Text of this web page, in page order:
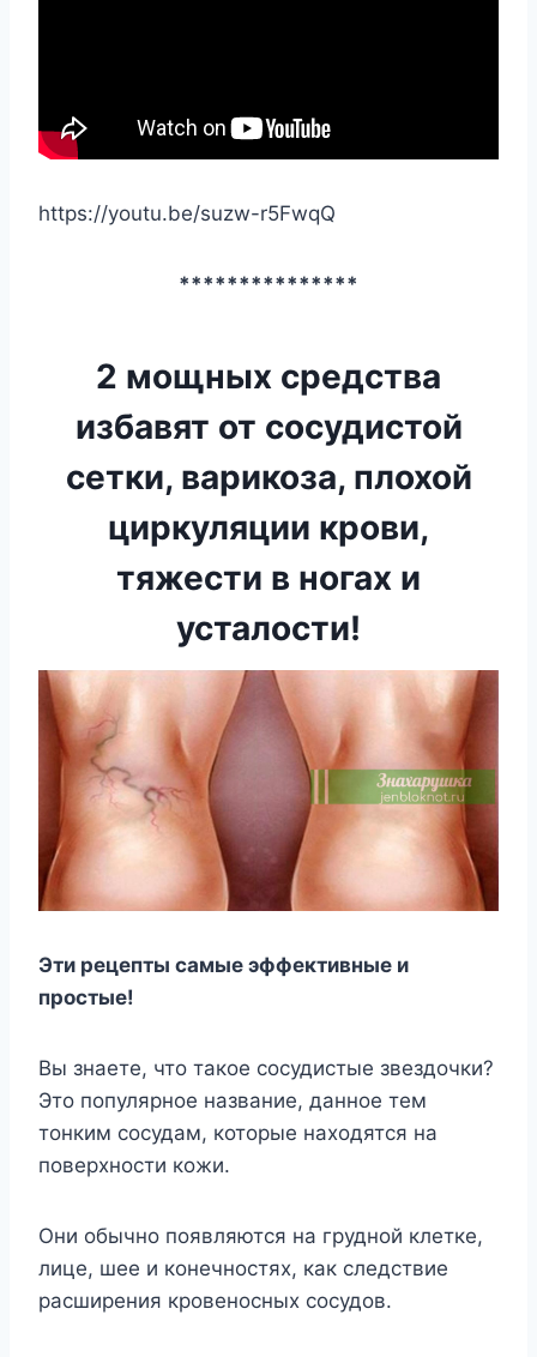
https://youtu.be/suzw-r5FwqQ
***************
2 мощных средства
избавят от сосудистой
сетки, варикоза, плохой
циркуляции крови,
тяжести в ногах и
усталости!
Эти рецепты самые эффективные и
простые!
Вы знаете, что такое сосудистые звездочки?
Это популярное название, данное тем
тонким сосудам, которые находятся на
поверхности кожи.
Они обычно появляются на грудной клетке,
лице, шее и конечностях, как следствие
расширения кровеносных сосудов.